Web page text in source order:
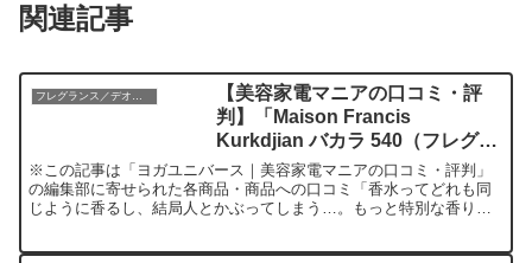
関連記事
フレグランス／デオドラントのレビュー
【美容家電マニアの口コミ・評
判】「Maison Francis
Kurkdjian バカラ 540（フレグラ
ンス）」を実際に使ってみた正直
感想
※この記事は「ヨガユニバース｜美容家電マニアの口コミ・評判」
の編集部に寄せられた各商品・商品への口コミ「香水ってどれも同
じように香るし、結局人とかぶってしまう…。もっと特別な香り